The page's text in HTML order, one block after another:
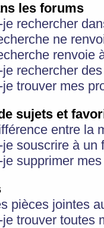
les forums
rechercher
ne
renvoie
rechercher
trouver mes
sujets et
entre la
souscrire à
supprimer
pièces jointes
trouver toutes